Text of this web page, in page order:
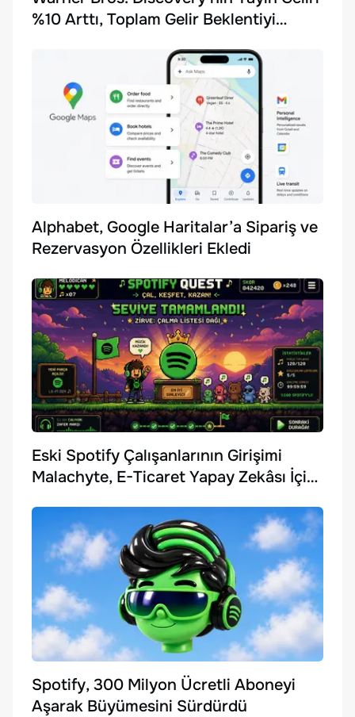
%10 Arttı, Toplam Gelir Beklentiyi
Alphabet, Google Haritalar’a Sipariş ve
Rezervasyon Özellikleri Ekledi
Eski Spotify Çalışanlarının Girişimi
Malachyte, E-Ticaret Yapay Zekâsı İçin
Spotify, 300 Milyon Ücretli Aboneyi
Aşarak Büyümesini Sürdürdü